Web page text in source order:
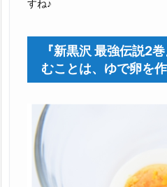
すね♪
『新黒沢 最強伝説2
むことは、ゆで卵を